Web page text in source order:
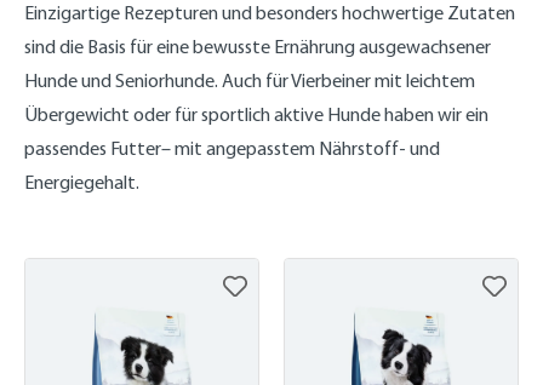
Einzigartige Rezepturen und besonders hochwertige Zutaten
sind die Basis für eine bewusste Ernährung ausgewachsener
Hunde und Seniorhunde. Auch für Vierbeiner mit leichtem
Übergewicht oder für sportlich aktive Hunde haben wir ein
passendes Futter– mit angepasstem Nährstoff- und
Energiegehalt.